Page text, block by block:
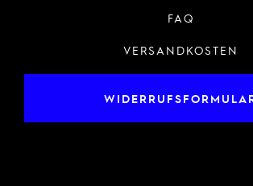
FAQ
VERSANDKOSTEN